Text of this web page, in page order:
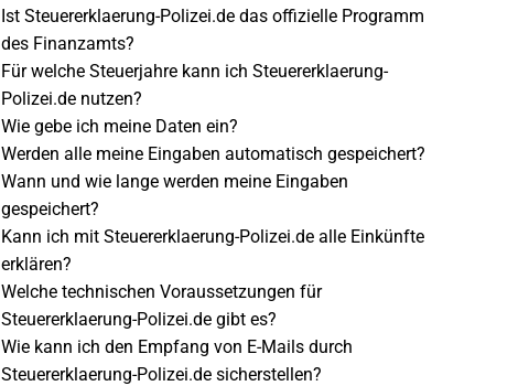
Ist Steuererklaerung-Polizei.de das offizielle Programm
des Finanzamts?
Für welche Steuerjahre kann ich Steuererklaerung-
Polizei.de nutzen?
Wie gebe ich meine Daten ein?
Werden alle meine Eingaben automatisch gespeichert?
Wann und wie lange werden meine Eingaben
gespeichert?
Kann ich mit Steuererklaerung-Polizei.de alle Einkünfte
erklären?
Welche technischen Voraussetzungen für
Steuererklaerung-Polizei.de gibt es?
Wie kann ich den Empfang von E-Mails durch
Steuererklaerung-Polizei.de sicherstellen?